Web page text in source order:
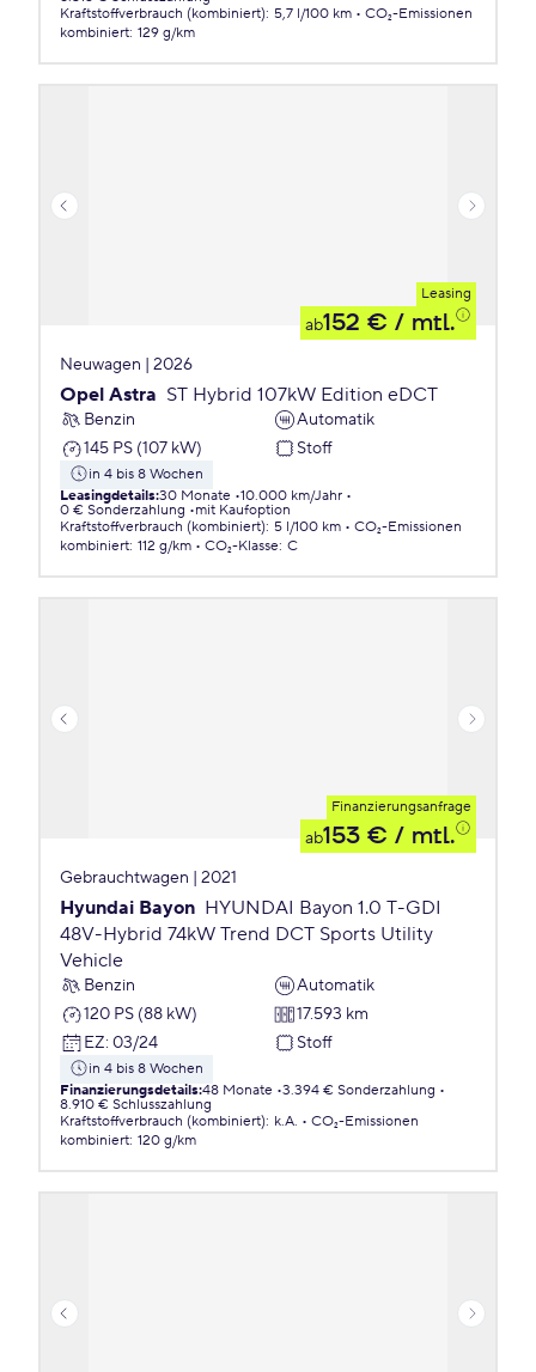
Kraftstoffverbrauch (kombiniert): 5,7 l/100 km
CO₂-Emissionen
kombiniert: 129 g/km
Leasing
ab152 € / mtl.
Neuwagen | 2026
Opel Astra ST Hybrid 107kW Edition eDCT
Benzin
Automatik
145 PS (107 kW)
Stoff
in 4 bis 8 Wochen
Leasingdetails:30 Monate 10.000 km/Jahr
0 € Sonderzahlung
mit Kaufoption
Kraftstoffverbrauch (kombiniert): 5 l/100 km
CO₂-Emissionen
kombiniert: 112 g/km CO₂-Klasse: C
Finanzierungsanfrage
ab153 € / mtl.
Gebrauchtwagen | 2021
Hyundai Bayon HYUNDAI Bayon 1.0 T-GDI
48V-Hybrid 74kW Trend DCT Sports Utility
Vehicle
Benzin
Automatik
120 PS (88 kW)
17.593 km
EZ: 03/24 Stoff
in 4 bis 8 Wochen
Finanzierungsdetails:48 Monate 3.394 € Sonderzahlung
8.910 € Schlusszahlung
Kraftstoffverbrauch (kombiniert): k.A.
CO₂-Emissionen
kombiniert: 120 g/km